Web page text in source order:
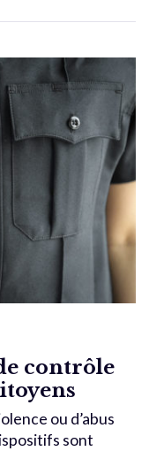
contrôle
ou d’abus
sont